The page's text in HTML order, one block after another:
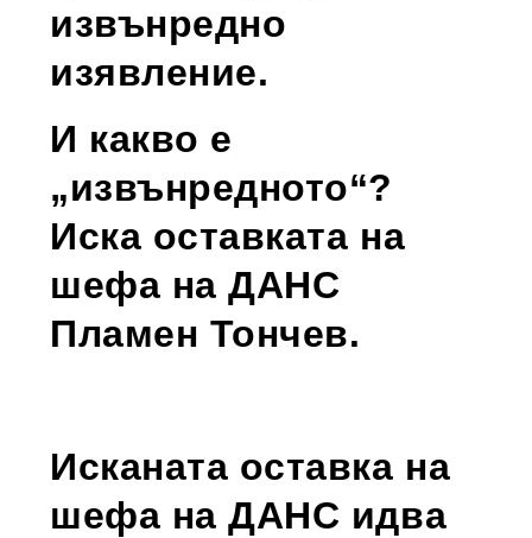
извънредно
изявление.
И какво е
„извънредното“?
Иска оставката на
шефа на ДАНС
Пламен Тончев.
Исканата оставка на
шефа на ДАНС идва